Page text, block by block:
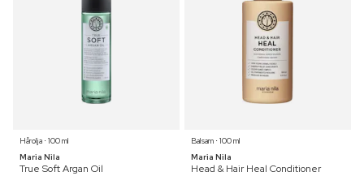
Hårolja ⋅ 100 ml
Maria Nila
True Soft Argan Oil
Balsam ⋅ 100 ml
Maria Nila
Head & Hair Heal Conditioner